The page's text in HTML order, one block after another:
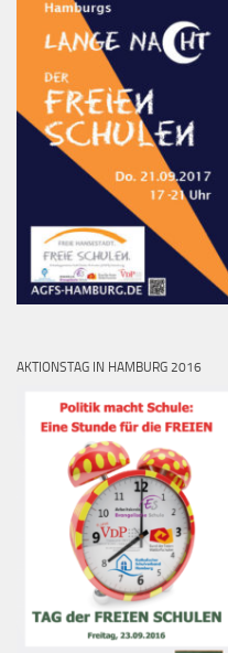
AKTIONSTAG IN HAMBURG 2016